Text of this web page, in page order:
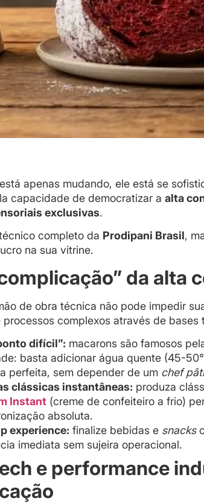
apenas mudando, ele está se
capacidade de democratizar a alta
exclusivas.
completo da Prodipani Brasil,
na sua vitrine.
da alta
de obra técnica não pode impedir
processos complexos através de bases
difícil”: macarons são famosos
basta adicionar água quente (45-
perfeita, sem depender de um chef
clássicas instantâneas: produza
Instant (creme de confeiteiro a frio)
absoluta.
experience: finalize bebidas e snacks
imediata sem sujeira operacional.
e performance